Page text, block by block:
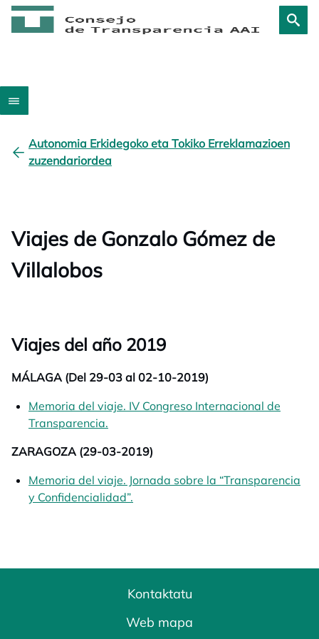
Autonomia Erkidegoko eta Tokiko Erreklamazioen
zuzendariordea
Viajes de Gonzalo Gómez de
Villalobos
Viajes del año 2019
MÁLAGA (Del 29-03 al 02-10-2019)
Memoria del viaje. IV Congreso Internacional de
Transparencia.
ZARAGOZA (29-03-2019)
Memoria del viaje. Jornada sobre la “Transparencia
y Confidencialidad”.
Kontaktatu
Web mapa